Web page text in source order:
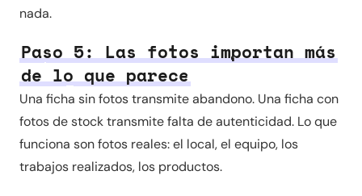
nada.
Paso 5: Las fotos importan más
de lo que parece
Una ficha sin fotos transmite abandono. Una ficha con
fotos de stock transmite falta de autenticidad. Lo que
funciona son fotos reales: el local, el equipo, los
trabajos realizados, los productos.